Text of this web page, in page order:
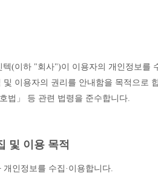
텍(이하 "회사")이 이용자의 개인정보를
및 이용자의 권리를 안내함을 목적으로
법」 등 관련 법령을 준수합니다.
및 이용 목적
인정보를 수집·이용합니다.